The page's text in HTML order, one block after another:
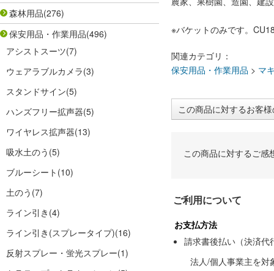
森林用品(276)
保安用品・作業用品(496)
アシストスーツ(7)
ウェアラブルカメラ(3)
スタンドサイン(5)
ハンズフリー拡声器(5)
ワイヤレス拡声器(13)
吸水土のう (5)
ブルーシート (10)
土のう (7)
ライン引き (4)
ライン引き(スプレータイプ)(16)
反射スプレー・蛍光スプレー(1)
※バケットのみです。
関連カテゴリ：
保安用品・作業用品 > マ
この商品に対するお客
この商品に対するご感
ご利用について
お支払方法
請求書後払い（決済代
法人/個人事業主を対